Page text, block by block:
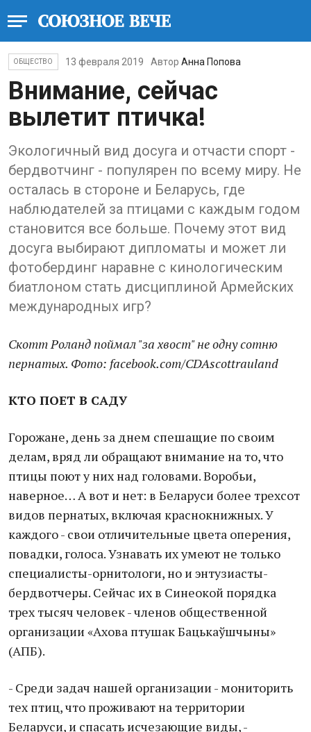
ОБЩЕСТВО 13 февраля 2019 Автор Анна Попова
Внимание, сейчас
вылетит птичка!
Экологичный вид досуга и отчасти спорт -
бердвотчинг - популярен по всему миру. Не
осталась в стороне и Беларусь, где
наблюдателей за птицами с каждым годом
становится все больше. Почему этот вид
досуга выбирают дипломаты и может ли
фотобердинг наравне с кинологическим
биатлоном стать дисциплиной Армейских
международных игр?
Скотт Роланд поймал "за хвост" не одну сотню
пернатых. Фото: facebook.com/CDAscottrauland
КТО ПОЕТ В САДУ
Горожане, день за днем спешащие по своим
делам, вряд ли обращают внимание на то, что
птицы поют у них над головами. Воробьи,
наверное… А вот и нет: в Беларуси более трехсот
видов пернатых, включая краснокнижных. У
каждого - свои отличительные цвета оперения,
повадки, голоса. Узнавать их умеют не только
специалисты-орнитологи, но и энтузиасты-
бердвотчеры. Сейчас их в Синеокой порядка
трех тысяч человек - членов общественной
организации «Ахова птушак Бацькаўшчыны»
(АПБ).
- Среди задач нашей организации - мониторить
тех птиц, что проживают на территории
Беларуси, и спасать исчезающие виды, -